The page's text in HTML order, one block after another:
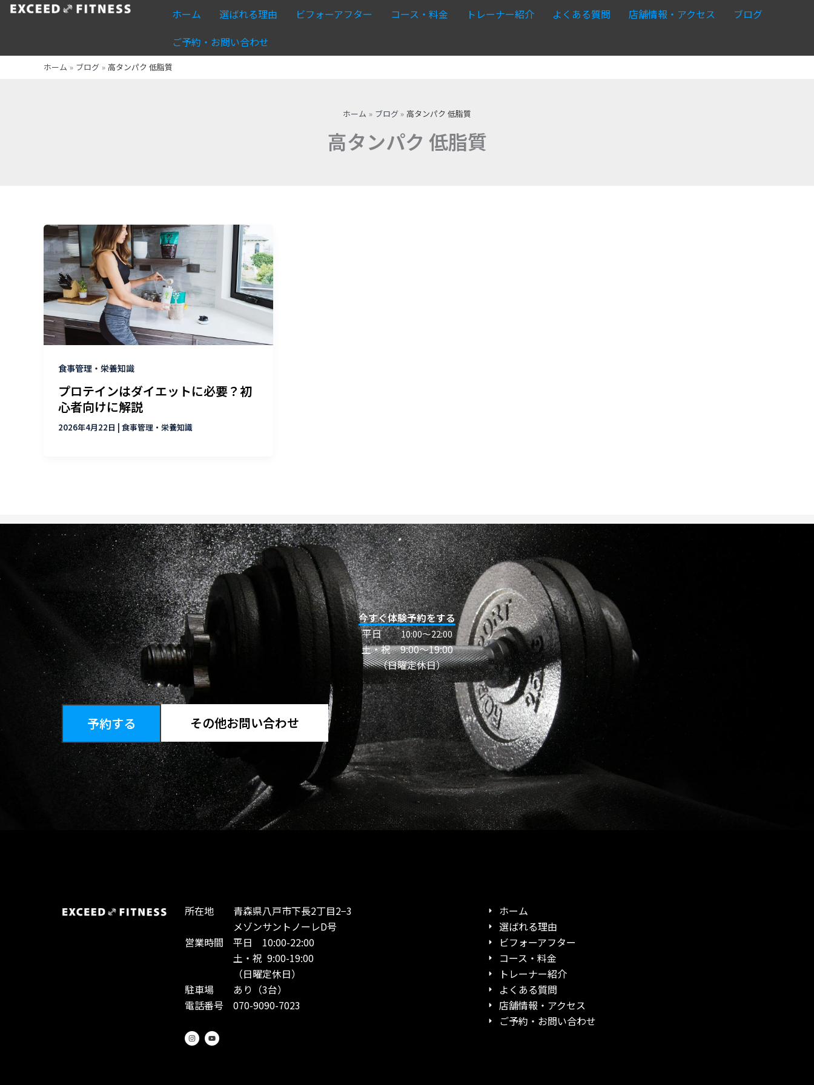
ス
ホーム 選ばれる理由 ビフォーアフター コース・料金 トレーナー紹介 よくある質問 店舗情報・アクセス
ブログ
ご予約・お問い合わせ
ホーム ブログ 高タンパク 低脂質
ホーム ブログ 高タンパク 低脂質
高タンパク 低脂質
食事管理・栄養知識
プロテインはダイエットに必要？初
心者向けに解説
2026年4月22日 | 食事管理・栄養知識
今すぐ体験予約をする
平日10:00〜22:00
土・祝 9:00～19:00
（日曜定休日）
予約する その他お問い合わせ
所在地 青森県八戸市下長2丁目2−3
メゾンサントノーレD号
営業時間 平日 10:00-22:00
土・祝 9:00-19:00
（日曜定休日）
駐車場 あり（3台）
電話番号 070-9090-7023
I
n
s
Y
o
u
ホーム
選ばれる理由
ビフォーアフター
コース・料金
トレーナー紹介
よくある質問
店舗情報・アクセス
ご予約・お問い合わせ